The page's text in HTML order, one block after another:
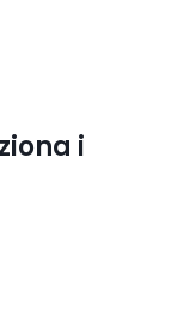
i